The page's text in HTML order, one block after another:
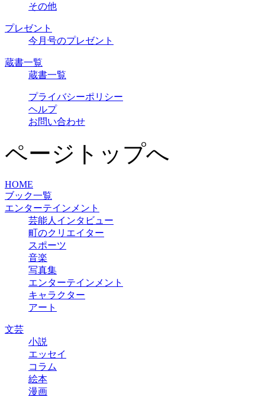
その他
プレゼント
今月号のプレゼント
蔵書一覧
蔵書一覧
プライバシーポリシー
ヘルプ
お問い合わせ
ページトップへ
HOME
ブック一覧
エンターテインメント
芸能人インタビュー
町のクリエイター
スポーツ
音楽
写真集
エンターテインメント
キャラクター
アート
文芸
小説
エッセイ
コラム
絵本
漫画